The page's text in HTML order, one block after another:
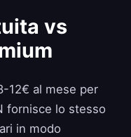
vs
12€ al mese per
fornisce lo stesso
in modo